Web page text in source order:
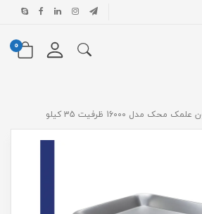
0
مدل 16000 ظرفیت 35 کیلو